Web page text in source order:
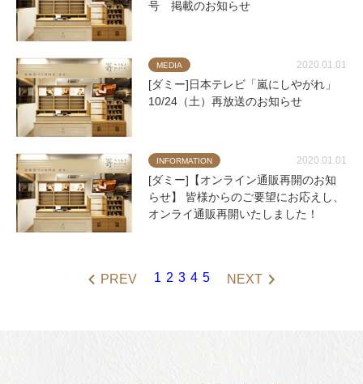
号 掲載のお知らせ
MEDIA 2020.01.01
[ダミー]日本テレビ「嵐にしやがれ」
10/24（土）再放送のお知らせ
INFORMATION 2020.01.01
[ダミー]【オンライン通販再開のお知
らせ】 皆様からのご要望にお応えし、
オンライ通販再開いたしました！
PREV 1 2 3 4 5 NEXT